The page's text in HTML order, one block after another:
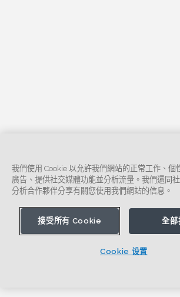
我們使用 Cookie 以允許我們網站的正常工作、個
廣告、提供社交媒體功能並分析流量。我們還同
分析合作夥伴分享有關您使用我們網站的信息。
接受所有 Cookie 全部
Cookie 设置